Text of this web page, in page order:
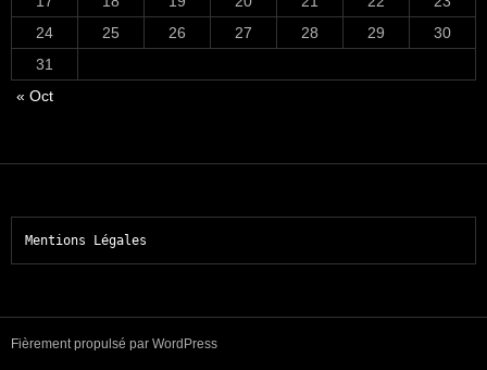
24
25 26 27 28 29
30
31
« Oct
Mentions Légales
Fièrement propulsé par WordPress